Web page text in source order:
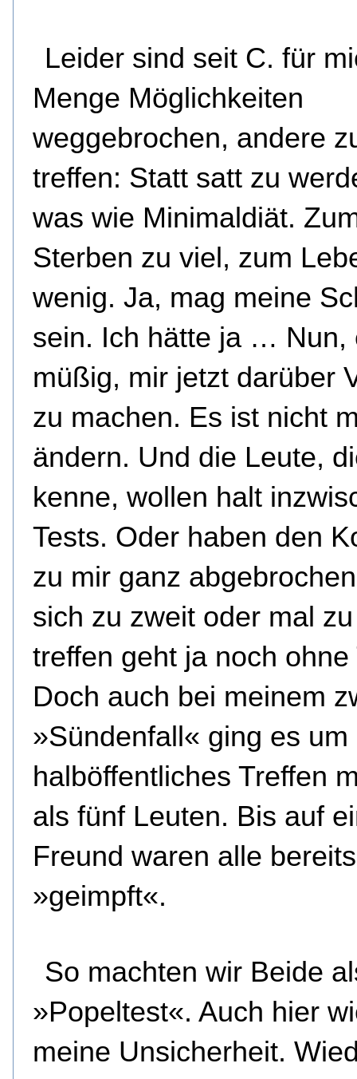
Leider sind seit C. für
Menge Möglichkeiten
weggebrochen, andere
treffen: Statt satt zu
was wie Minimaldiät.
Sterben zu viel, zum
wenig. Ja, mag meine
sein. Ich hätte ja … Nun,
müßig, mir jetzt darüber
zu machen. Es ist nicht
ändern. Und die Leute,
kenne, wollen halt
Tests. Oder haben den
zu mir ganz
sich zu zweit oder mal
treffen geht ja noch ohne
Doch auch bei meinem
»Sündenfall« ging es um
halböffentliches Treffen
als fünf Leuten. Bis auf
Freund waren alle bereits
»geimpft«.
So machten wir Beide
»Popeltest«. Auch hier
meine Unsicherheit.